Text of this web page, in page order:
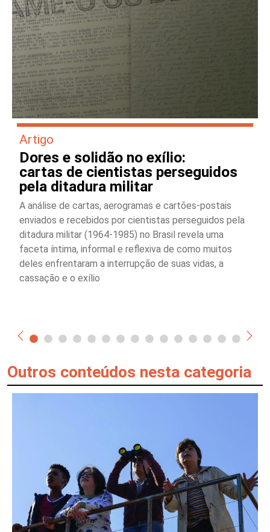
Artigo
Dores e solidão no exílio:
cartas de cientistas perseguidos
pela ditadura militar
A análise de cartas, aerogramas e cartões-postais
enviados e recebidos por cientistas perseguidos pela
ditadura militar (1964-1985) no Brasil revela uma
faceta íntima, informal e reflexiva de como muitos
deles enfrentaram a interrupção de suas vidas, a
cassação e o exílio
Outros conteúdos nesta categoria